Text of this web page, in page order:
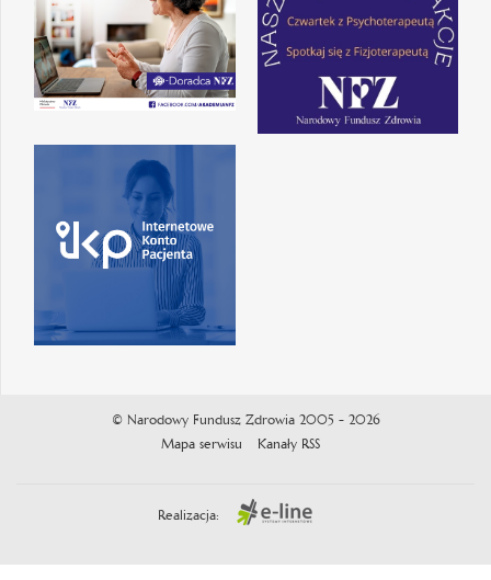
© Narodowy Fundusz Zdrowia 2005 - 2026
Mapa serwisu
Kanały RSS
Realizacja: